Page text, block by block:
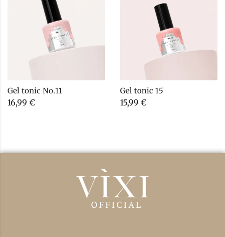
Gel tonic No.11
16,99 €
Gel tonic 15
15,99 €